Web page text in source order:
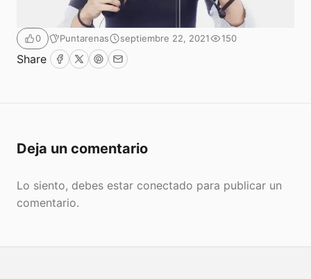
0 Puntarenas septiembre 22, 2021 150
Share Facebook
TwitterPinterest
Email
Deja un comentario
Lo siento, debes estar conectado para publicar un
comentario.